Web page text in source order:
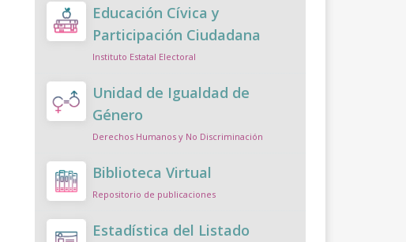
Educación Cívica y
Participación Ciudadana
Instituto Estatal Electoral
Unidad de Igualdad de
Género
Derechos Humanos y No Discriminación
Biblioteca Virtual
Repositorio de publicaciones
Estadística del Listado